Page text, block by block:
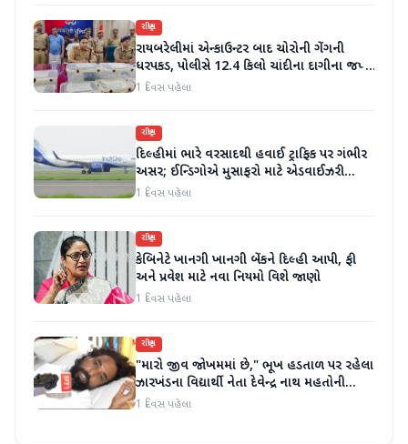
રાષ્ટ્રીય
રાયબરેલીમાં એન્કાઉન્ટર બાદ ચોરોની ગેંગની
ધરપકડ, પોલીસે 12.4 કિલો ચાંદીના દાગીના જપ્ત
કર્યા
1 દિવસ પહેલા
રાષ્ટ્રીય
દિલ્હીમાં ભારે વરસાદથી હવાઈ ટ્રાફિક પર ગંભીર
અસર; ઈન્ડિગોએ મુસાફરો માટે એડવાઈઝરી
જાહેર કરી
1 દિવસ પહેલા
રાષ્ટ્રીય
કેબિનેટે ખાનગી ખાનગી બેંકને દિલ્હી આપી, ફી
અને પ્રવેશ માટે નવા નિયમો વિશે જાણો
1 દિવસ પહેલા
રાષ્ટ્રીય
"મારો જીવ જોખમમાં છે," ભૂખ હડતાળ પર રહેલા
ઝારખંડના વિદ્યાર્થી નેતા દેવેન્દ્ર નાથ મહતોની
તબિયત ખરાબ
1 દિવસ પહેલા